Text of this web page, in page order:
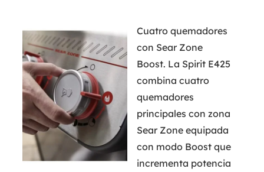
Cuatro quemadores
con Sear Zone
Boost. La Spirit E425
combina cuatro
quemadores
principales con zona
Sear Zone equipada
con modo Boost que
incrementa potencia